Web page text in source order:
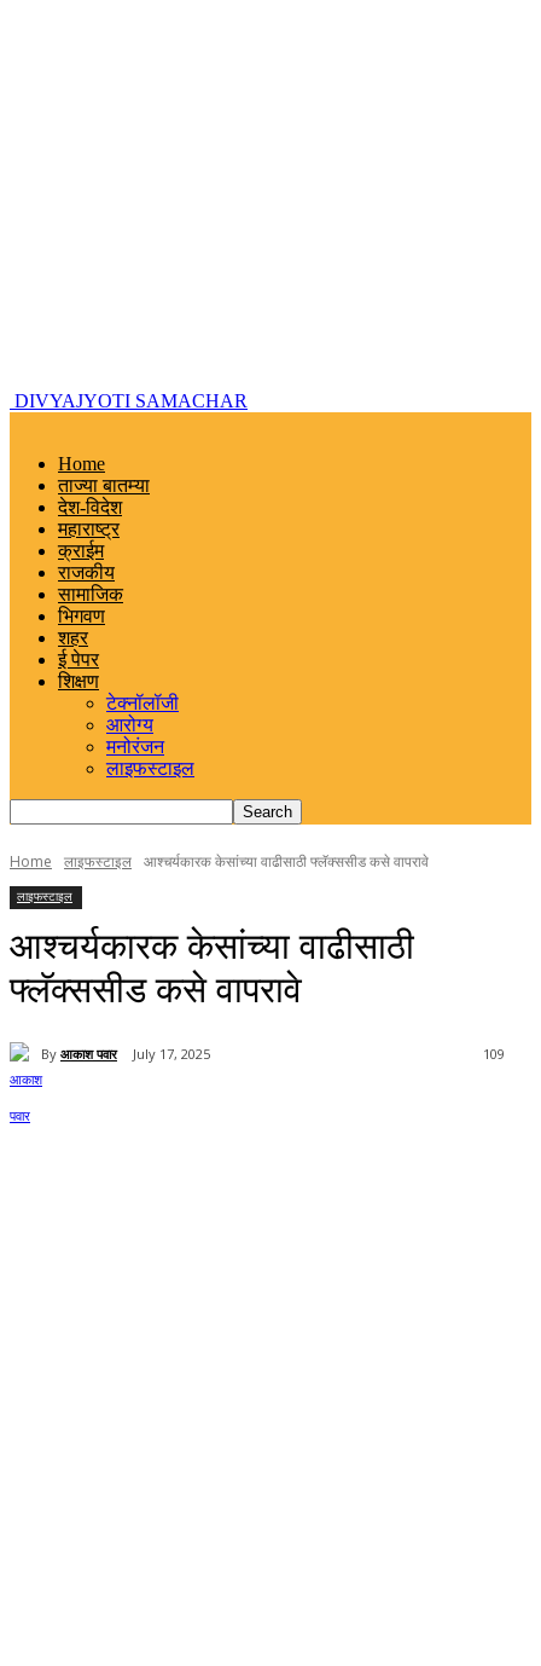
DIVYAJYOTI SAMACHAR
Home
ताज्या बातम्या
देश-विदेश
महाराष्ट्र
क्राईम
राजकीय
सामाजिक
भिगवण
शहर
ई पेपर
शिक्षण
टेक्नॉलॉजी
आरोग्य
मनोरंजन
लाइफस्टाइल
Home लाइफस्टाइल आश्चर्यकारक केसांच्या वाढीसाठी फ्लॅक्ससीड कसे वापरावे
लाइफस्टाइल
आश्चर्यकारक केसांच्या वाढीसाठी
फ्लॅक्ससीड कसे वापरावे
By आकाश पवार July 17, 2025 109